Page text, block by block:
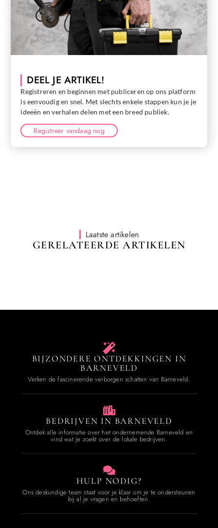
DEEL JE ARTIKEL!
Registreren en beginnen met publiceren op ons platform
is eenvoudig en snel. Met slechts enkele stappen kun je je
ideeën en verhalen delen met een breed publiek.
Registreer vandaag nog
Laatste artikelen
GERELATEERDE ARTIKELEN
BIJZONDERE ONTDEKKINGEN IN
BARNEVELD
Verken de fascinerende verborgen schatten van Barneveld.
BEDRIJVEN IN BARNEVELD
Ontdek alle informatie over het ondernemende Barneveld en
vind wat je zoekt over de lokale bedrijven.
HULP NODIG?
Ons deskundige team staat voor je klaar om je te ondersteunen
bij al je vragen en behoeften.